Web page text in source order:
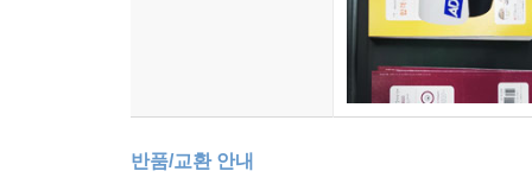
반품/교환 안내